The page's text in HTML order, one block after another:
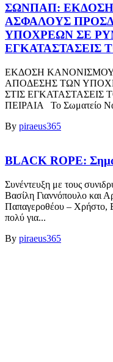
ΣΩΝΠΑΠ:
ΑΣΦΑΛΟΥΣ
ΥΠΟΧΡΕΩΝ ΣΕ
ΕΓΚΑΤΑΣΤΑΣΕΙΣ
ΕΚΔΟΣΗ
ΑΠΟΔΕΣΗΣ ΤΩΝ
ΣΤΙΣ
ΠΕΙΡΑΙΑ Το Σωματείο
By piraeus365
BLACK ROPE:
Συνέντευξη με τους
Βασίλη Γιαννόπουλο και
Παπαγεροθέου – Χρήστο,
πολύ για...
By piraeus365